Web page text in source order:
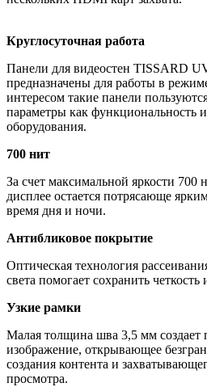
Круглосуточная работа
Панели для видеостен TISSARD
предназначены для работы в
интересом такие панели
параметры как функциональность
оборудования.
700 нит
За счет максимальной яркости 700
дисплее остается потрясающе
время дня и ночи.
Антибликовое покрытие
Оптическая технология
света помогает сохранить
Узкие рамки
Малая толщина шва 3,5 мм создает
изображение, открывающее
создания контента и
просмотра.